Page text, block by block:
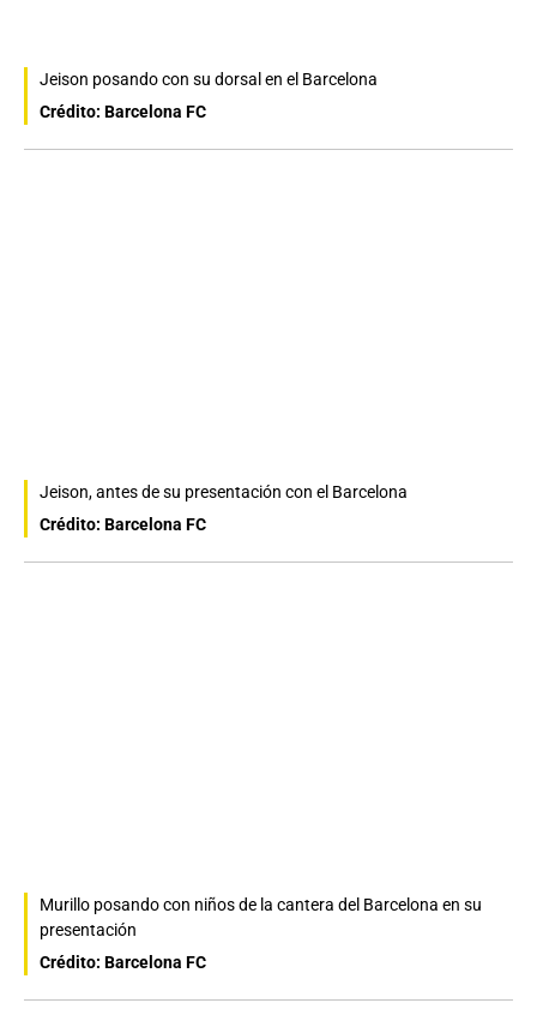
Jeison posando con su dorsal en el Barcelona
Crédito: Barcelona FC
Jeison, antes de su presentación con el Barcelona
Crédito: Barcelona FC
Murillo posando con niños de la cantera del Barcelona en su
presentación
Crédito: Barcelona FC